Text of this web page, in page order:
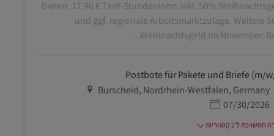
bieten. 17,96 € Tarif-Stundenlohn inkl. 50%
und ggf. regionale Arbeitsmarktzulage. Weitere
Weihnachtsgeld im November. Bis
Postbote für Pakete und Briefe (m/
מיקום
Burscheid, Nordrhein-Westfalen, Germany
תאריך פרסום
07/30/2026
ל 2 קטגוריות